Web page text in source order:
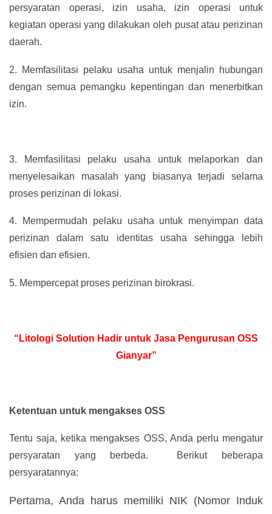
persyaratan operasi, izin usaha, izin operasi untuk
kegiatan operasi yang dilakukan oleh pusat atau perizinan
daerah.
2.
Memfasilitasi pelaku usaha untuk menjalin hubungan
dengan semua pemangku kepentingan dan menerbitkan
izin.
3.
Memfasilitasi pelaku usaha untuk melaporkan dan
menyelesaikan masalah yang biasanya terjadi selama
proses perizinan di lokasi.
4.
Mempermudah pelaku usaha untuk menyimpan data
perizinan dalam satu identitas usaha sehingga lebih
efisien dan efisien.
5. Mempercepat proses perizinan birokrasi.
“Litologi Solution Hadir untuk Jasa Pengurusan OSS
Gianyar”
Ketentuan untuk mengakses OSS
Tentu saja, ketika mengakses OSS, Anda perlu mengatur
persyaratan yang berbeda. Berikut beberapa
persyaratannya:
Pertama, Anda harus memiliki NIK (Nomor Induk